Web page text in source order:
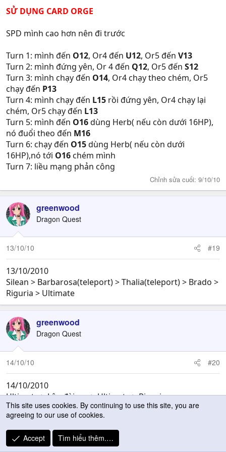
SỬ DỤNG CARD ORGE
SPD mình cao hơn nên đi trước
Turn 1: mình đến O12, Or4 đến U12, Or5 đến V13
Turn 2: mình đứng yên, Or 4 đến Q12, Or5 đến S12
Turn 3: mình chạy đến O14, Or4 chạy theo chém, Or5
chạy đến P13
Turn 4: mình chạy đến L15 rồi đứng yên, Or4 chạy lại
chém, Or5 chạy đến L13
Turn 5: mình đến O16dùng Herb( nếu còn dưới 16HP),
nó đuổi theo đến M16
Turn 6: chạy đến O15dùng Herb( nếu còn dưới
16HP),nó tới O16chém mình
Turn 7: liều mạng phản công
Chỉnh sửa cuối: 9/10/10
greenwood
Dragon Quest
13/10/10 #19
13/10/2010
Silean > Barbarosa(teleport) > Thalia(teleport) > Brado >
Riguria > Ultimate
greenwood
Dragon Quest
14/10/10 #20
14/10/2010
Ultimate > Lâu đài ma > Ultimate > Riguria
You must log in or register to reply here.
This site uses cookies. By continuing to use this site, you are
agreeing to our use of cookies.
Accept Tìm hiểu thêm.…